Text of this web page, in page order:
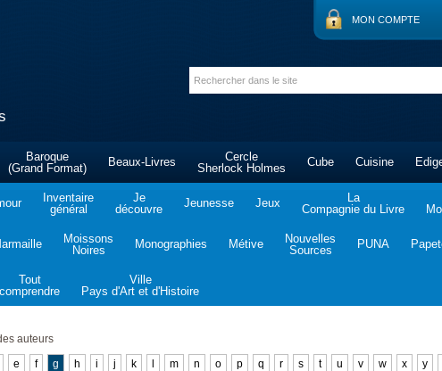
MON COMPTE
Baroque
(Grand Format)
Beaux-Livres
Cercle
Sherlock Holmes
Cube Cuisine
Inventaire
général
Je
découvre
Jeunesse Jeux
La
Compagnie du Livre
Moissons
Noires
Monographies Métive
Nouvelles
Sources
PUNA
Tout
comprendre
Ville
Pays d'Art et d'Histoire
auteurs
e f g h i j k m n o p q r s t u v w x y